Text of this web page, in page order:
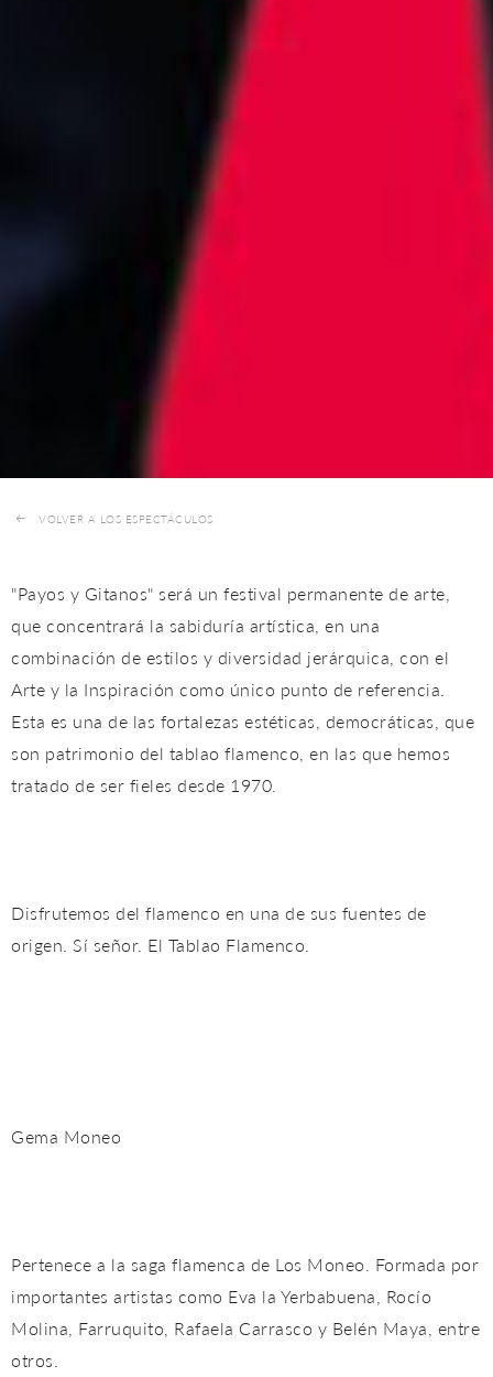
VOLVER A LOS ESPECTÁCULOS
"Payos y Gitanos" será un festival permanente de arte,
que concentrará la sabiduría artística, en una
combinación de estilos y diversidad jerárquica, con el
Arte y la Inspiración como único punto de referencia.
Esta es una de las fortalezas estéticas, democráticas, que
son patrimonio del tablao flamenco, en las que hemos
tratado de ser fieles desde 1970.
Disfrutemos del flamenco en una de sus fuentes de
origen. Sí señor. El Tablao Flamenco.
Gema Moneo
Pertenece a la saga flamenca de Los Moneo. Formada por
importantes artistas como Eva la Yerbabuena, Rocío
Molina, Farruquito, Rafaela Carrasco y Belén Maya, entre
otros.